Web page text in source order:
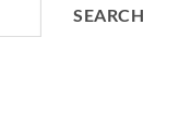
SEARCH